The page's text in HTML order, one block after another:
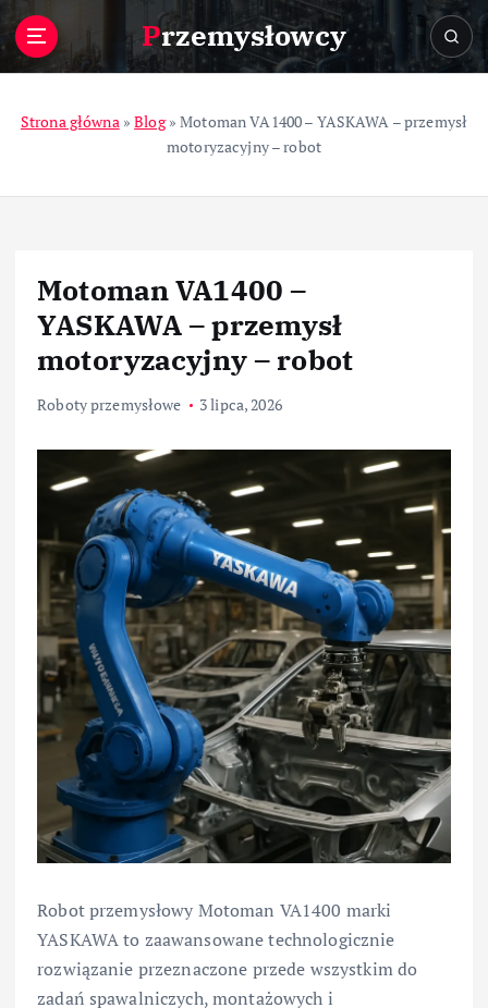
Przemysłowcy
Strona główna»Blog»Motoman VA1400 – YASKAWA – przemysł
motoryzacyjny – robot
Motoman VA1400 –
YASKAWA – przemysł
motoryzacyjny – robot
Roboty przemysłowe 3 lipca, 2026
Robot przemysłowy Motoman VA1400 marki
YASKAWA to zaawansowane technologicznie
rozwiązanie przeznaczone przede wszystkim do
zadań spawalniczych, montażowych i